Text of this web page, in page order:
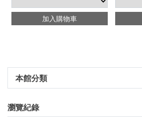
本館分類
瀏覽紀錄
加入購物車